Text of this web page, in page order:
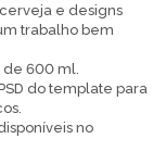
e designs
trabalho bem
600 ml.
do template para
no